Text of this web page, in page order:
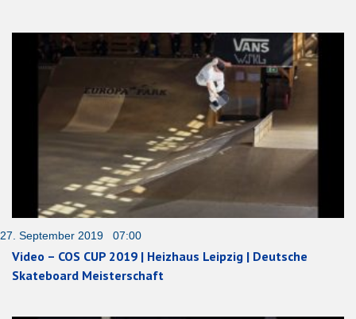
27. September 2019 07:00
Video – COS CUP 2019 | Heizhaus Leipzig | Deutsche
Skateboard Meisterschaft